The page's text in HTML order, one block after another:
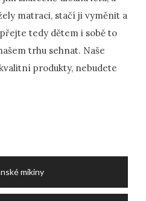
matraci, stačí ji vyměnit a
tedy dětem i sobě to
trhu sehnat. Naše
produkty, nebudete
mikiny